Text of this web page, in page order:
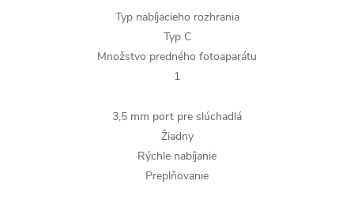
Typ nabíjacieho rozhrania
Typ C
Množstvo predného fotoaparátu
1
3,5 mm port pre slúchadlá
Žiadny
Rýchle nabíjanie
Preplňovanie